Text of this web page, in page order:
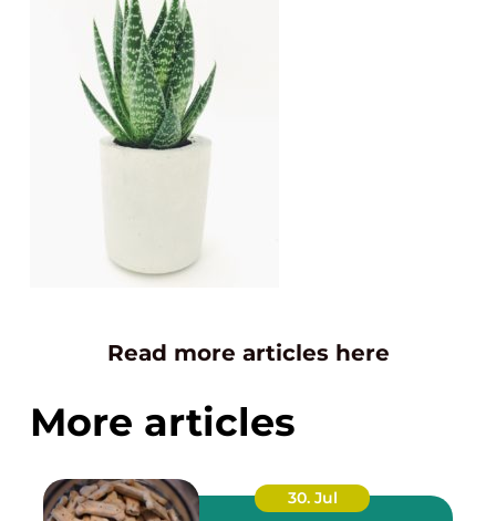
Read more articles here
More articles
30. Jul